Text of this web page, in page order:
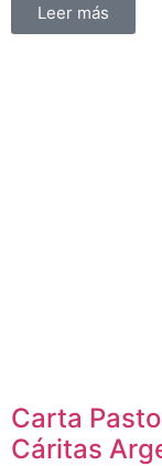
Leer más
Carta
Cáritas